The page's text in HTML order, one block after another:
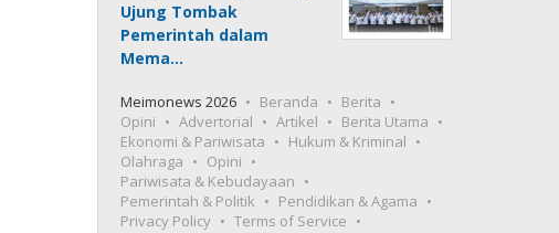
Ujung Tombak
Pemerintah dalam
Mema…
Meimonews 2026 Beranda
Berita
Opini
Advertorial Artikel
Berita Utama
Ekonomi & Pariwisata
Hukum & Kriminal
Olahraga
Opini
Pariwisata & Kebudayaan
Pemerintah & Politik
Pendidikan & Agama
Privacy Policy
Terms of Service